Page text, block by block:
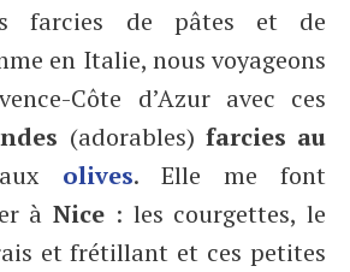
farcies de pâtes et de
en Italie, nous voyageons
Côte d’Azur avec ces
(adorables) farcies au
olives. Elle me font
àNice : les courgettes, le
et frétillant et ces petites